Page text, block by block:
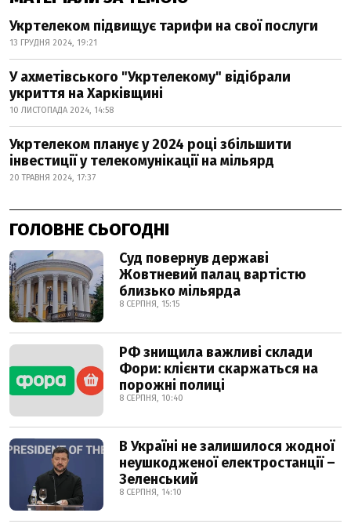
Укртелеком підвищує тарифи на свої послуги
13 ГРУДНЯ 2024, 19:21
У ахметівського "Укртелекому" відібрали
укриття на Харківщині
10 ЛИСТОПАДА 2024, 14:58
Укртелеком планує у 2024 році збільшити
інвестиції у телекомунікації на мільярд
20 ТРАВНЯ 2024, 17:37
ГОЛОВНЕ СЬОГОДНІ
Суд повернув державі
Жовтневий палац вартістю
близько мільярда
8 СЕРПНЯ, 15:15
РФ знищила важливі склади
Фори: клієнти скаржаться на
порожні полиці
8 СЕРПНЯ, 10:40
В Україні не залишилося жодної
неушкодженої електростанції –
Зеленський
8 СЕРПНЯ, 14:10